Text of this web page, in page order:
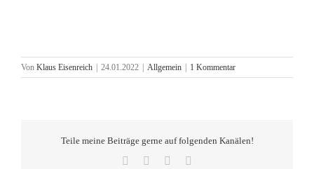
Von Klaus Eisenreich 24.01.2022 Allgemein 1 Kommentar
Teile meine Beiträge gerne auf folgenden Kanälen!
Facebook Pinterest